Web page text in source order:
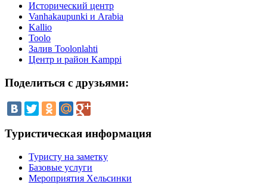
Исторический центр
Vanhakaupunki и Arabia
Kallio
Toolo
Залив Toolonlahti
Центр и район Kamppi
Поделиться с друзьями:
Туристическая информация
Туристу на заметку
Базовые услуги
Мероприятия Хельсинки